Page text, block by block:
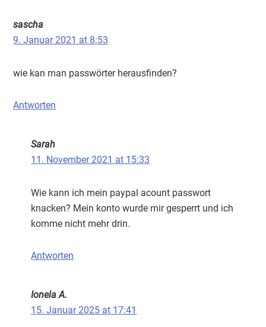
sascha
9. Januar 2021 at 8:53
wie kan man passwörter herausfinden?
Antworten
Sarah
11. November 2021 at 15:33
Wie kann ich mein paypal acount passwort
knacken? Mein konto wurde mir gesperrt und ich
komme nicht mehr drin.
Antworten
Ionela A.
15. Januar 2025 at 17:41